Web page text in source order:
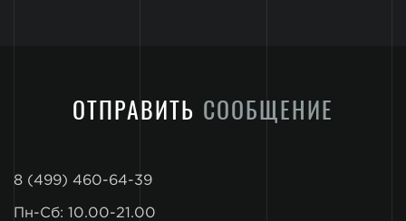
ОТПРАВИТЬ СООБЩЕНИЕ
8 (499) 460-64-39
Пн-Сб: 10.00-21.00